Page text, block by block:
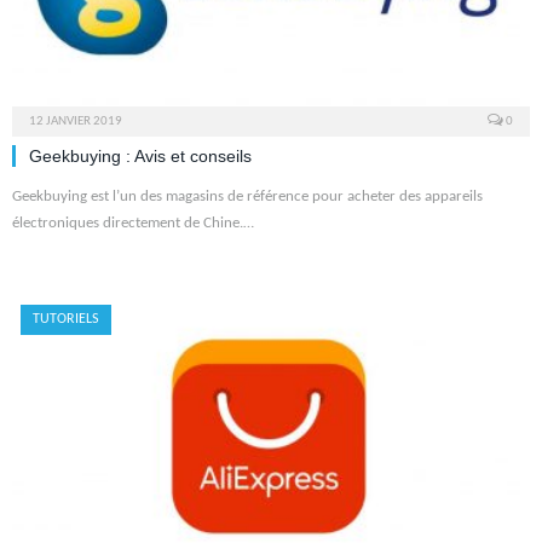
12 JANVIER 2019 0
Geekbuying : Avis et conseils
Geekbuying est l’un des magasins de référence pour acheter des appareils
électroniques directement de Chine.…
TUTORIELS